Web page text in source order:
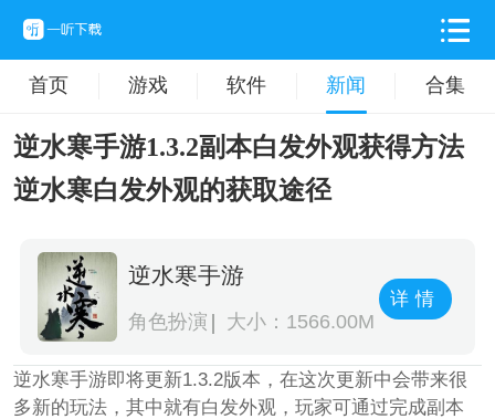
首页 游戏 软件 新闻 合集
逆水寒手游1.3.2副本白发外观获得方法
逆水寒白发外观的获取途径
逆水寒手游
角色扮演 大小：1566.00M
详情
逆水寒手游即将更新1.3.2版本，在这次更新中会带来很
多新的玩法，其中就有白发外观，玩家可通过完成副本